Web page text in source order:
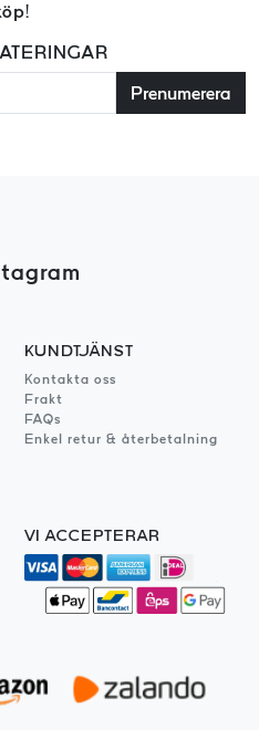
Prenumerera
KUNDTJÄNST
Kontakta oss
Frakt
FAQs
Enkel retur & återbetalning
VI ACCEPTERAR